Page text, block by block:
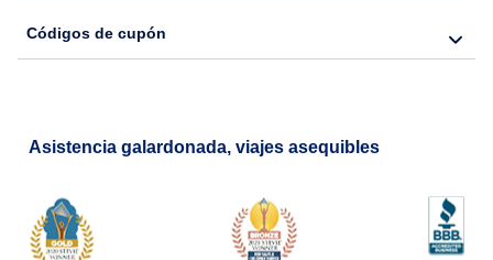
Códigos de cupón
Asistencia galardonada, viajes asequibles